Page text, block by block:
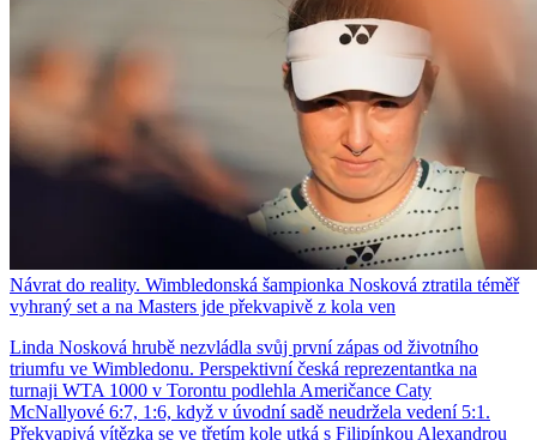
Návrat do reality. Wimbledonská šampionka Nosková ztratila téměř
vyhraný set a na Masters jde překvapivě z kola ven
Linda Nosková hrubě nezvládla svůj první zápas od životního
triumfu ve Wimbledonu. Perspektivní česká reprezentantka na
turnaji WTA 1000 v Torontu podlehla Američance Caty
McNallyové 6:7, 1:6, když v úvodní sadě neudržela vedení 5:1.
Překvapivá vítězka se ve třetím kole utká s Filipínkou Alexandrou